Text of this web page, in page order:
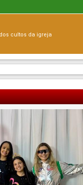
cultos da igreja